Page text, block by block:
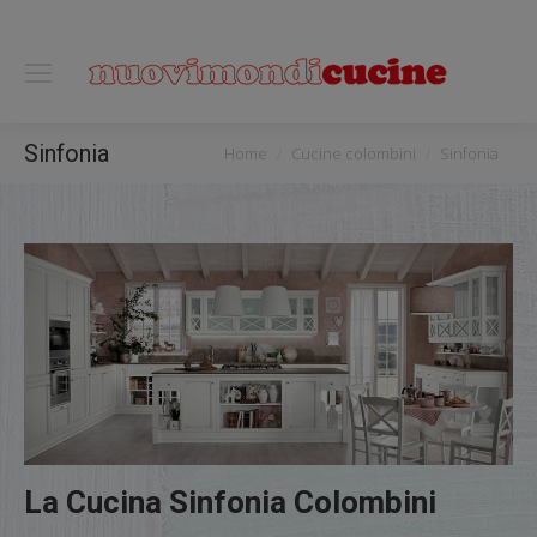
Sinfonia You are here:
Home Cucine colombini Sinfonia
La Cucina Sinfonia Colombini